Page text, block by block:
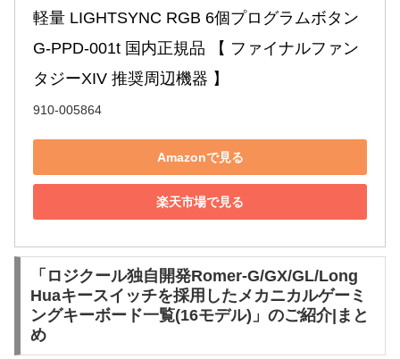
軽量 LIGHTSYNC RGB 6個プログラムボタン
G-PPD-001t 国内正規品 【 ファイナルファン
タジーXIV 推奨周辺機器 】
910-005864
Amazonで見る
楽天市場で見る
「ロジクール独自開発Romer-G/GX/GL/Long
Huaキースイッチを採用したメカニカルゲーミ
ングキーボード一覧(16モデル)」のご紹介|まと
め